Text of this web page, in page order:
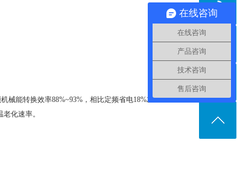
械能转换效率88%~93%，相比定频省电18%左
化速率。
在线咨询
在线咨询
产品咨询
技术咨询
售后咨询